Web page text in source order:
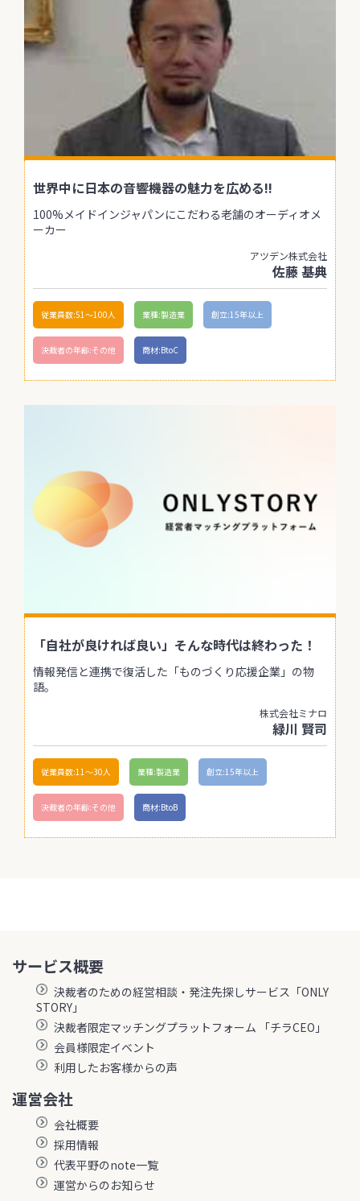
世界中に日本の音響機器の魅力を広める!!
100%メイドインジャパンにこだわる老舗のオーディオメ
ーカー
アツデン株式会社
佐藤 基典
従業員数:51〜100人 業種:製造業 創立:15年以上
決裁者の年齢:その他 商材:BtoC
「自社が良ければ良い」そんな時代は終わった！
情報発信と連携で復活した「ものづくり応援企業」の物
語。
株式会社ミナロ
緑川 賢司
従業員数:11〜30人 業種:製造業 創立:15年以上
決裁者の年齢:その他 商材:BtoB
サービス概要
決裁者のための経営相談・発注先探しサービス「ONLY
STORY」
決裁者限定マッチングプラットフォーム 「チラCEO」
会員様限定イベント
利用したお客様からの声
運営会社
会社概要
採用情報
代表平野のnote一覧
運営からのお知らせ